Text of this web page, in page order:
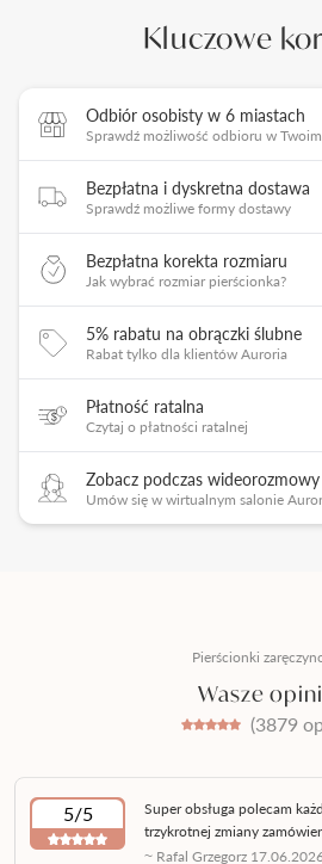
Kluczowe
Odbiór osobisty w 6 miastach
Sprawdź możliwość odbioru w
Bezpłatna i dyskretna dostawa
Sprawdź możliwe formy dostawy
Bezpłatna korekta rozmiaru
Jak wybrać rozmiar pierścionka?
5% rabatu na obrączki ślubne
Rabat tylko dla klientów Auroria
Płatność ratalna
Czytaj o płatności ratalnej
Zobacz podczas wideorozmowy
Umów się w wirtualnym salonie
Pierścionki
Wasze
(3879
5/5
Super obsługa polecam
trzykrotnej zmiany
~ Rafal Grzegorz